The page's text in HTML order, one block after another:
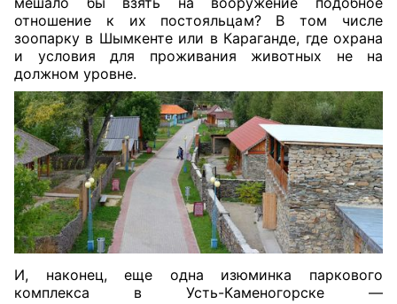
отношение к их постояльцам? В том числе
зоопарку в Шымкенте или в Караганде, где охрана
и условия для проживания животных не на
должном уровне.
И, наконец, еще одна изюминка паркового
комплекса в Усть-Каменогорске —